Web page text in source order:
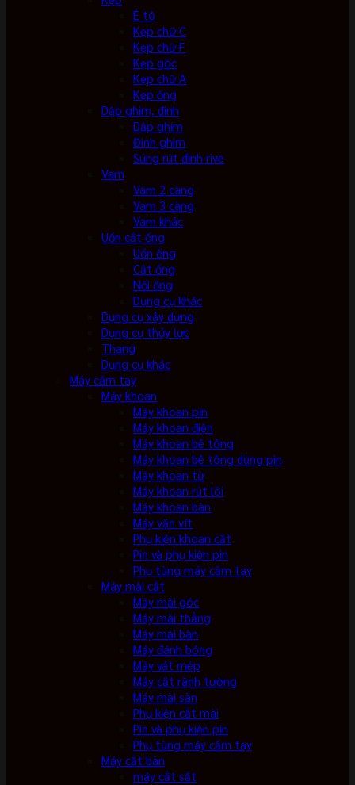
Ê tô
Kẹp chữ C
Kẹp chữ F
Kẹp góc
Kẹp chữ A
Kẹp ống
Dập ghim, đinh
Dập ghim
Đinh ghim
Súng rút đinh rive
Vam
Vam 2 càng
Vam 3 càng
Vam khác
Uốn cắt ống
Uốn ống
Cắt ống
Nối ống
Dụng cụ khác
Dụng cụ xây dựng
Dụng cụ thủy lực
Thang
Dụng cụ khác
Máy cầm tay
Máy khoan
Máy khoan pin
Máy khoan điện
Máy khoan bê tông
Máy khoan bê tông dùng pin
Máy khoan từ
Máy khoan rút lõi
Máy khoan bàn
Máy vặn vít
Phụ kiện khoan cắt
Pin và phụ kiện pin
Phụ tùng máy cầm tay
Máy mài cắt
Máy mài góc
Máy mài thẳng
Máy mài bàn
Máy đánh bóng
Máy vát mép
Máy cắt rãnh tường
Máy mài sàn
Phụ kiện cắt mài
Pin và phụ kiện pin
Phụ tùng máy cầm tay
Máy cắt bàn
máy cắt sắt